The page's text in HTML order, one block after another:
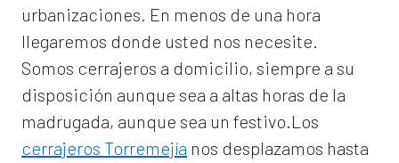
urbanizaciones. En menos de una hora
llegaremos donde usted nos necesite.
Somos cerrajeros a domicilio, siempre a su
disposición aunque sea a altas horas de la
madrugada, aunque sea un festivo.Los
cerrajeros Torremejía nos desplazamos hasta